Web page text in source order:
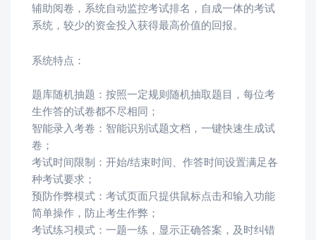
辅助阅卷，系统自动监控考试排名，自成一体的考试
系统，较少的资金投入获得最高价值的回报。
系统特点：
题库随机抽题：按照一定规则随机抽取题目，每位考
生作答的试卷都不尽相同；
智能录入考卷：智能识别试题文档，一键快速生成试
卷；
考试时间限制：开始/结束时间、作答时间设置满足各
种考试要求；
预防作弊模式：考试页面只提供鼠标点击和输入功能
简单操作，防止考生作弊；
考试练习模式：一题一练，显示正确答案，及时纠错